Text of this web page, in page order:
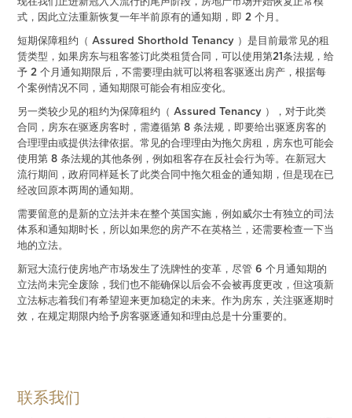
式，因此立法重新恢复一年半前原有的通知期，即 2 个月。
短期保障租约（ Assured Shorthold Tenancy ）是目前最常见的租
赁类型，如果房东与租客签订此类租赁合同，可以使用第21条法规，给
予 2 个月通知期限后，不需要理由就可以将租客驱逐出房产，根据每
个案例情况不同，通知期限可能会有相应变化。
另一类较少见的租约为保障租约（ Assured Tenancy ），对于此类
合同，房东在驱逐房客时，需遵循第 8 条法规，即要给出驱逐房客的
合理理由或提供法律依据。常见的合理理由为拖欠房租，房东也可能会
使用第 8 条法规的其他条例，例如租客存在反社会行为等。在新冠大
流行期间，政府同样延长了此类合同中拖欠租金的通知期，但是现在已
经改回原本两周的通知期。
需要留意的是新的立法并未在整个英国实施，例如威尔士有独立的司法
体系和通知期时长，所以如果您的房产不在英格兰，还需要检查一下当
地的立法。
新冠大流行使房地产市场发生了洗牌性的变革，尽管 6 个月通知期的
立法尚未完全废除，我们也不能确保以后会不会被再度更改，但这项新
立法标志着我们有希望迎来更加稳定的未来。作为房东，关注驱逐期时
效，在规定期限内给予房客驱逐通知和理由总是十分重要的。
联系我们